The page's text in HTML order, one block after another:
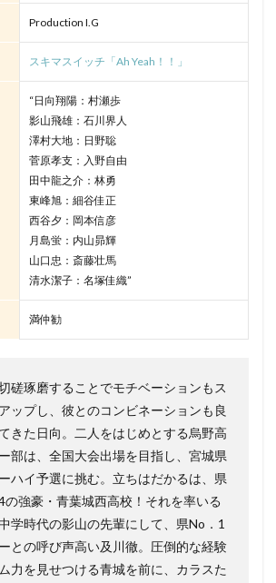
Production I.G
スキマスイッチ「Ah Yeah！！」
“日向翔陽：村瀬歩
影山飛雄：石川界人
澤村大地：日野聡
菅原孝支：入野自由
田中龍之介：林勇
東峰旭：細谷佳正
西谷夕：岡本信彦
月島蛍：内山昴輝
山口忠：斎藤壮馬
清水潔子：名塚佳織”
満仲勧
磋琢磨することでモチベーションもス
ップし、彼とのコンビネーションも良
きた日向。二人をはじめとする烏野高
部は、全国大会出場を目指し、宮城県
ハイ予選に挑む。立ちはだかるは、県
の強豪・青葉城西高校！それを率いる
学時代の影山の先輩にして、県No．1
との呼び声高い及川徹。圧倒的な経験
力を見せつける青城を前に、カラスた